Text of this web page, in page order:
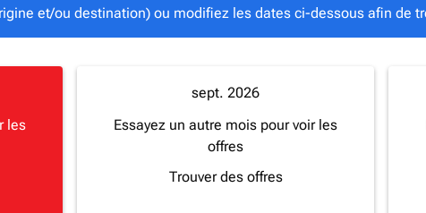
et/ou destination) ou modifiez les dates ci-dessous afin de
les
sept. 2026
Essayez un autre mois pour voir les
offres
Trouver des offres